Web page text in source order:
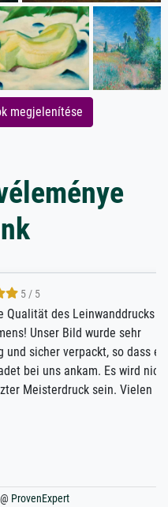
megjelenítése
und
wurde sehr
so dass es
Es wird nicht
sein. Vielen